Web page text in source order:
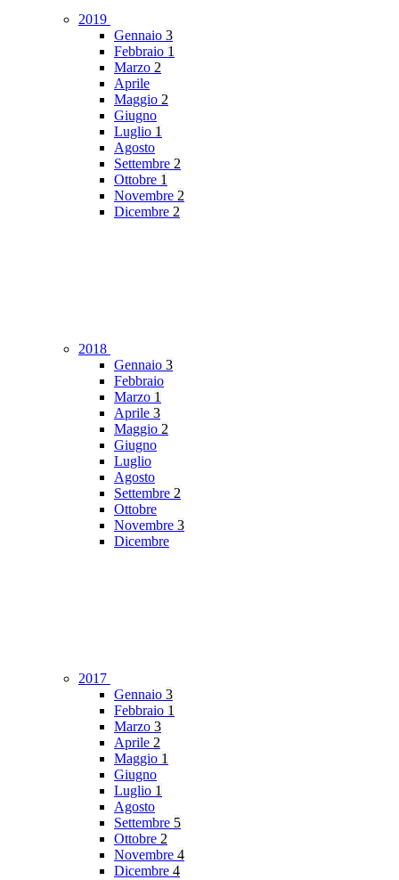
2019
Gennaio 3
Febbraio 1
Marzo 2
Aprile
Maggio 2
Giugno
Luglio 1
Agosto
Settembre 2
Ottobre 1
Novembre 2
Dicembre 2
2018
Gennaio 3
Febbraio
Marzo 1
Aprile 3
Maggio 2
Giugno
Luglio
Agosto
Settembre 2
Ottobre
Novembre 3
Dicembre
2017
Gennaio 3
Febbraio 1
Marzo 3
Aprile 2
Maggio 1
Giugno
Luglio 1
Agosto
Settembre 5
Ottobre 2
Novembre 4
Dicembre 4